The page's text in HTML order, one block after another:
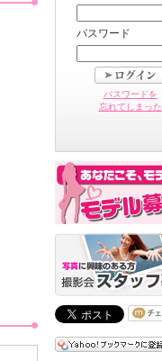
パスワード
パスワードを
忘れてしまった